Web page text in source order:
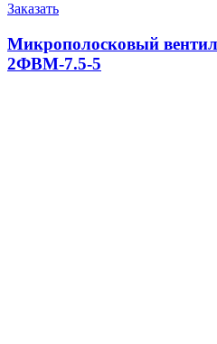
Заказать
Микрополосковый
2ФВМ-7.5-5